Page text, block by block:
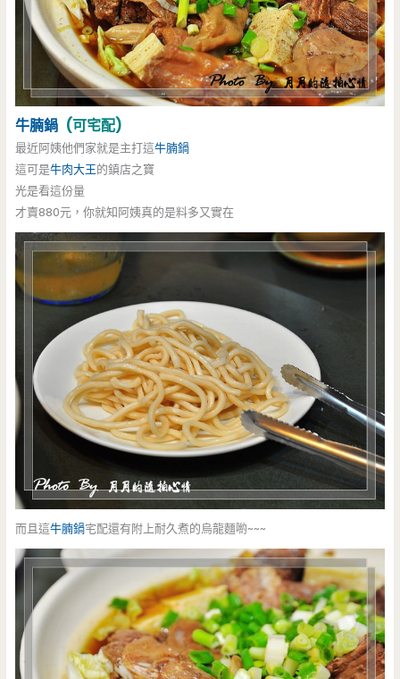
牛腩鍋 (可宅配)
最近阿姨他們家就是主打這牛腩鍋
這可是牛肉大王的鎮店之寶
光是看這份量
才賣880元，你就知阿姨真的是料多又實在
而且這牛腩鍋宅配還有附上耐久煮的烏龍麵喲~~~